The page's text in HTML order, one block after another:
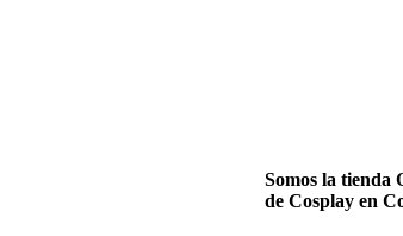
Somos la tienda
de Cosplay en